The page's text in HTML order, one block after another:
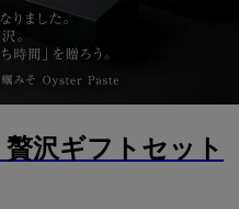
沢ギフトセット